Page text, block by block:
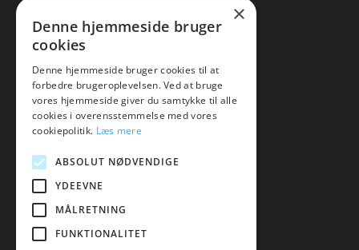
Tlf: 7876 8672
Mail: hej@amare.dk
×
Denne hjemmeside bruger
cookies
Denne hjemmeside bruger cookies til at
forbedre brugeroplevelsen. Ved at bruge
vores hjemmeside giver du samtykke til alle
cookies i overensstemmelse med vores
cookiepolitik. Læs mere
ABSOLUT NØDVENDIGE
YDEEVNE
MÅLRETNING
FUNKTIONALITET